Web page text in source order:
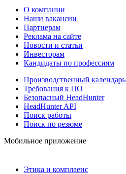
О компании
Наши вакансии
Партнерам
Реклама на сайте
Новости и статьи
Инвесторам
Кандидаты по профессиям
Производственный календарь
Требования к ПО
Безопасный HeadHunter
HeadHunter API
Поиск работы
Поиск по резюме
Мобильное приложение
Этика и комплаенс